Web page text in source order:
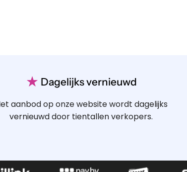
★ Dagelijks vernieuwd
aanbod op onze website wordt dagelijks
vernieuwd door tientallen verkopers.